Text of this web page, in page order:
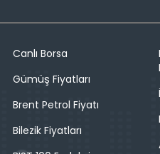
Canlı Borsa
Gümüş Fiyatları
Brent Petrol Fiyatı
Bilezik Fiyatları